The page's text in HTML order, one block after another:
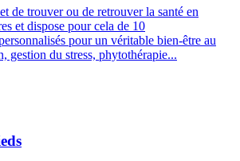
de trouver ou de retrouver la santé en
et dispose pour cela de 10
pour un véritable bien-être au
gestion du stress, phytothérapie...